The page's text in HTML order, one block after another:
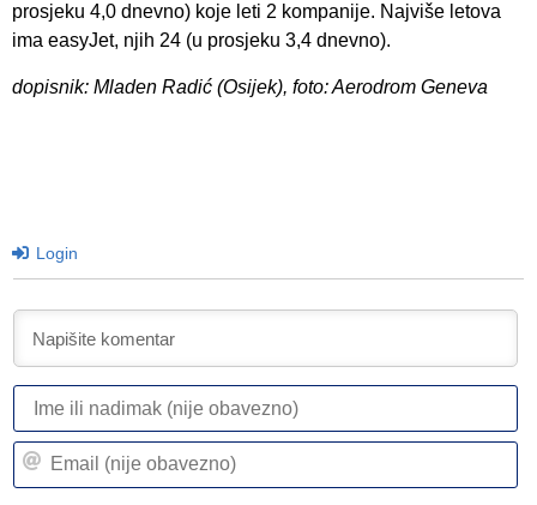
prosjeku 4,0 dnevno) koje leti 2 kompanije. Najviše letova
ima easyJet, njih 24 (u prosjeku 3,4 dnevno).
dopisnik: Mladen Radić (Osijek), foto: Aerodrom Geneva
Login